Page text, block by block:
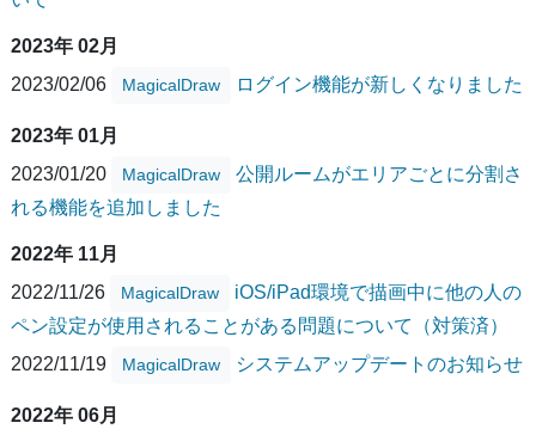
2023年 02月
2023/02/06
MagicalDraw ログイン機能が新しくなりました
2023年 01月
2023/01/20
MagicalDraw
公開ルームがエリアごとに分割さ
れる機能を追加しました
2022年 11月
2022/11/26
MagicalDraw
iOS/iPad環境で描画中に他の人の
ペン設定が使用されることがある問題について（対策済）
2022/11/19
MagicalDraw システムアップデートのお知らせ
2022年 06月